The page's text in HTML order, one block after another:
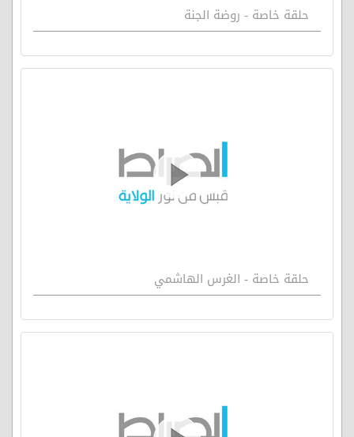
حلقة خاصة - روضة الجنة
حلقة خاصة - الغرس الهاشمي